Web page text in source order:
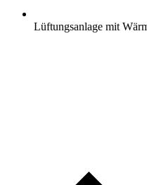
Lüftungsanlage mit